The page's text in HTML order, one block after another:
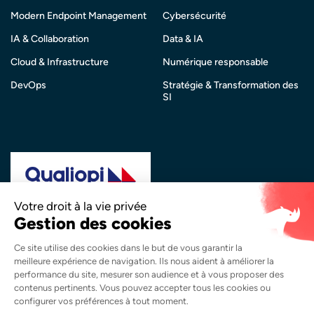
Modern Endpoint Management
IA & Collaboration
Cloud & Infrastructure
DevOps
Cybersécurité
Data & IA
Numérique responsable
Stratégie & Transformation des
SI
catégorie d’action suivante :Actions de Formation
Copyright © 2026 Synapsys. Tous droits réservés.